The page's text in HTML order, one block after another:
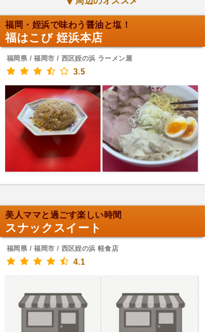
福岡・姪浜で味わう醤油と塩！
福はこび 姪浜本店
福岡県 / 福岡市 / 西区姪の浜 ラーメン屋
3.5
美人ママと過ごす楽しい時間
スナックスイート
福岡県 / 福岡市 / 西区姪の浜 軽食店
4.1